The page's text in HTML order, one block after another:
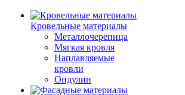
Кровельные материалы
Металлочерепица
Мягкая кровля
Наплавляемые
кровли
Ондулин